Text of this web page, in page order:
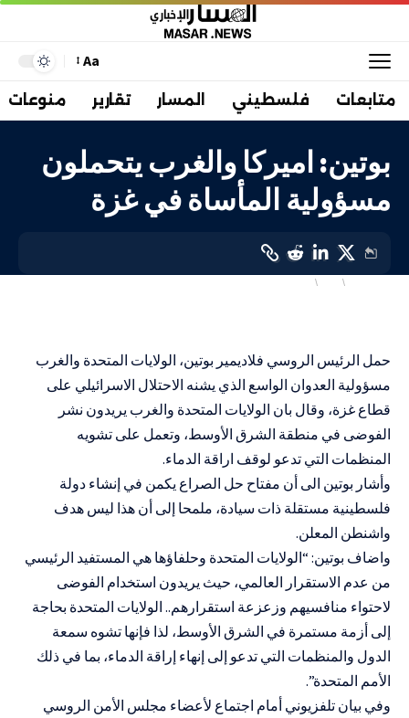
Aa
متابعات فلسطيني المسار تقارير منوعات
بوتين: اميركا والغرب يتحملون
مسؤولية المأساة في غزة
أهم الاخباردوليفلسطيني
حمل الرئيس الروسي فلاديمير بوتين، الولايات المتحدة والغرب
مسؤولية العدوان الواسع الذي يشنه الاحتلال الاسرائيلي على
قطاع غزة، وقال بان الولايات المتحدة والغرب يريدون نشر
الفوضى في منطقة الشرق الأوسط، وتعمل على تشويه
المنظمات التي تدعو لوقف اراقة الدماء.
وأشار بوتين الى أن مفتاح حل الصراع يكمن في إنشاء دولة
فلسطينية مستقلة ذات سيادة، ملمحا إلى أن هذا ليس هدف
واشنطن المعلن.
واضاف بوتين: “الولايات المتحدة وحلفاؤها هي المستفيد الرئيسي
من عدم الاستقرار العالمي، حيث يريدون استخدام الفوضى
لاحتواء منافسيهم وزعزعة استقرارهم.. الولايات المتحدة بحاجة
إلى أزمة مستمرة في الشرق الأوسط، لذا فإنها تشوه سمعة
الدول والمنظمات التي تدعو إلى إنهاء إراقة الدماء، بما في ذلك
الأمم المتحدة”.
وفي بيان تلفزيوني أمام اجتماع لأعضاء مجلس الأمن الروسي